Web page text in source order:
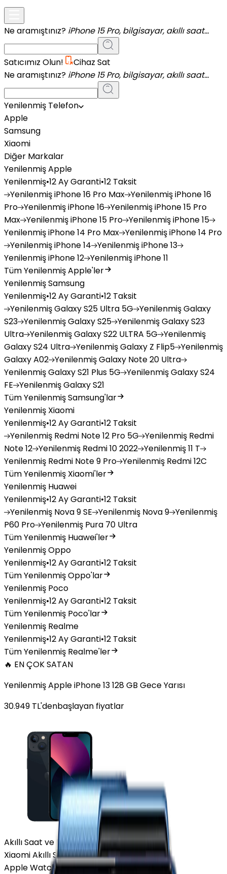
Ne aramıştınız? iPhone 15 Pro, bilgisayar, akıllı saat...
Satıcımız Olun!
Cihaz Sat
Ne aramıştınız? iPhone 15 Pro, bilgisayar, akıllı saat...
Yenilenmiş Telefon
Apple
Samsung
Xiaomi
Diğer Markalar
Yenilenmiş Apple
Yenilenmiş•12 Ay Garanti•12 Taksit
YenilenmişiPhone 16 Pro Max YenilenmişiPhone 16
Pro YenilenmişiPhone 16 YenilenmişiPhone 15 Pro
Max YenilenmişiPhone 15 Pro YenilenmişiPhone 15
YenilenmişiPhone 14 Pro Max YenilenmişiPhone 14 Pro
YenilenmişiPhone 14 YenilenmişiPhone 13
YenilenmişiPhone 12 YenilenmişiPhone 11
Tüm Yenilenmiş Apple'ler
Yenilenmiş Samsung
Yenilenmiş•12 Ay Garanti•12 Taksit
YenilenmişGalaxy S25 Ultra 5G YenilenmişGalaxy
S23 YenilenmişGalaxy S25 YenilenmişGalaxy S23
Ultra YenilenmişGalaxy S22 ULTRA 5G Yenilenmiş
Galaxy S24 Ultra YenilenmişGalaxy Z Flip5 Yenilenmiş
Galaxy A02 YenilenmişGalaxy Note 20 Ultra
YenilenmişGalaxy S21 Plus 5G YenilenmişGalaxy S24
FE YenilenmişGalaxy S21
Tüm Yenilenmiş Samsung'lar
Yenilenmiş Xiaomi
Yenilenmiş•12 Ay Garanti•12 Taksit
Yenilenmiş Redmi Note 12 Pro 5G Yenilenmiş Redmi
Note 12 Yenilenmiş Redmi 10 2022 Yenilenmiş11 T
Yenilenmiş Redmi Note 9 Pro Yenilenmiş Redmi 12C
Tüm Yenilenmiş Xiaomi'ler
Yenilenmiş Huawei
Yenilenmiş•12 Ay Garanti•12 Taksit
Yenilenmiş Nova 9 SE Yenilenmiş Nova 9 Yenilenmiş
P60 Pro Yenilenmiş Pura 70 Ultra
Tüm Yenilenmiş Huawei'ler
Yenilenmiş Oppo
Yenilenmiş•12 Ay Garanti•12 Taksit
Tüm Yenilenmiş Oppo'lar
Yenilenmiş Poco
Yenilenmiş•12 Ay Garanti•12 Taksit
Tüm Yenilenmiş Poco'lar
Yenilenmiş Realme
Yenilenmiş•12 Ay Garanti•12 Taksit
Tüm Yenilenmiş Realme'ler
🔥 EN ÇOK SATAN
Yenilenmiş Apple iPhone 13 128 GB Gece Yarısı
30.949 TL'denbaşlayan fiyatlar
Akıllı Saat ve Bileklik
Xiaomi Akıllı Saat
Apple Watch